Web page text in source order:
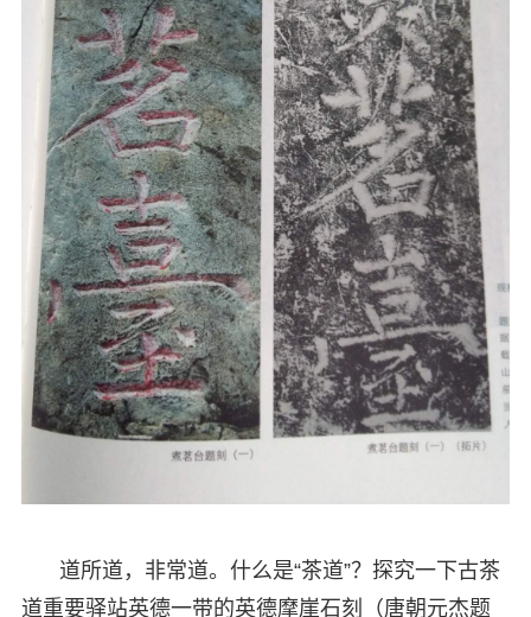
道所道，非常道。什么是“茶道”？探究一下古茶
道重要驿站英德一带的英德摩崖石刻（唐朝元杰题